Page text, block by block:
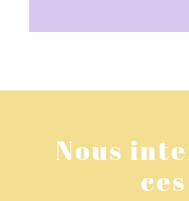
Nous